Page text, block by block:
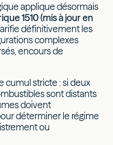
applique désormais
1510 (mis à jour en
définitivement les
complexes
encours de
cumul stricte : si deux
sont distants
doivent
déterminer le régime
ou